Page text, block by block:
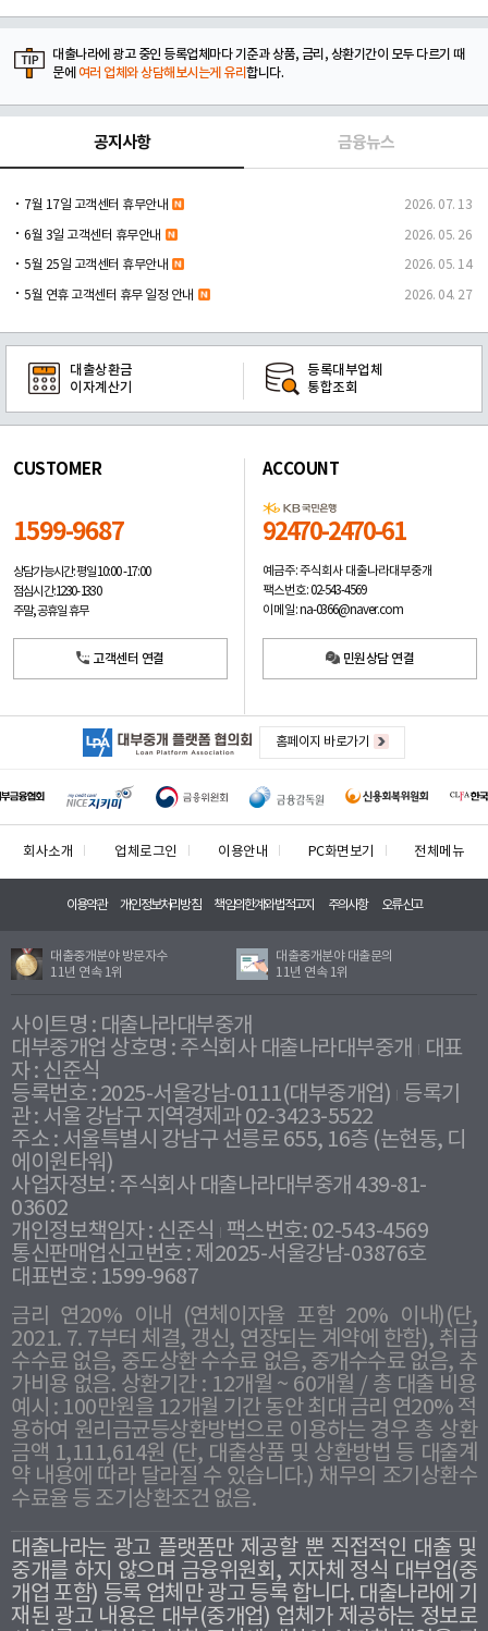
대출나라에 광고 중인 등록업체마다 기준과 상품, 금리, 상환기간이 모두 다르기 때
문에 여러 업체와 상담해보시는게 유리합니다.
공지사항 금융뉴스
7월 17일 고객센터 휴무안내 2026. 07. 13
6월 3일 고객센터 휴무안내 2026. 05. 26
5월 25일 고객센터 휴무안내 2026. 05. 14
5월 연휴 고객센터 휴무 일정 안내 2026. 04. 27
대출상환금
이자계산기
등록대부업체
통합조회
CUSTOMER
1599-9687
상담가능시간: 평일10:00 -17:00
점심시간: 12:30 - 13:30
주말, 공휴일 휴무
고객센터 연결
ACCOUNT
92470-2470-61
예금주: 주식회사 대출나라대부중개
팩스번호: 02-543-4569
이메일: na-0366@naver.com
민원상담 연결
홈페이지 바로가기
회사소개 업체로그인 이용안내 PC화면보기 전체메뉴
이용약관 개인정보처리방침 책임의한계와법적고지 주의사항 오류신고
대출중개분야 방문자수
11년 연속 1위
대출중개분야 대출문의
11년 연속 1위
사이트명 : 대출나라대부중개
대부중개업 상호명 : 주식회사 대출나라대부중개
대표
자 : 신준식
등록번호 : 2025-서울강남-0111(대부중개업) 등록기
관 : 서울 강남구 지역경제과 02-3423-5522
주소 : 서울특별시 강남구 선릉로 655, 16층 (논현동, 디
에이원타워)
사업자정보 : 주식회사 대출나라대부중개 439-81-
03602
개인정보책임자 : 신준식
팩스번호: 02-543-4569
통신판매업신고번호 : 제2025-서울강남-03876호
대표번호 : 1599-9687
금리 연20% 이내 (연체이자율 포함 20% 이내)(단,
2021. 7. 7부터 체결, 갱신, 연장되는 계약에 한함), 취급
수수료 없음, 중도상환 수수료 없음, 중개수수료 없음, 추
가비용 없음. 상환기간 : 12개월 ~ 60개월 / 총 대출 비용
예시 : 100만원을 12개월 기간 동안 최대 금리 연20% 적
용하여 원리금균등상환방법으로 이용하는 경우 총 상환
금액 1,111,614원 (단, 대출상품 및 상환방법 등 대출계
약 내용에 따라 달라질 수 있습니다.) 채무의 조기상환수
수료율 등 조기상환조건 없음.
대출나라는 광고 플랫폼만 제공할 뿐 직접적인 대출 및
중개를 하지 않으며 금융위원회, 지자체 정식 대부업(중
개업 포함) 등록 업체만 광고 등록 합니다. 대출나라에 기
재된 광고 내용은 대부(중개업) 업체가 제공하는 정보로